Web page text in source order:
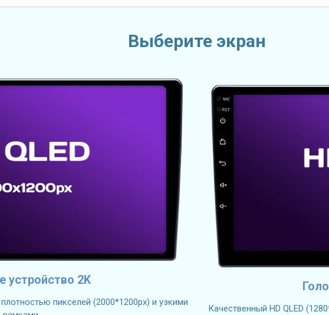
Выберите экран
устройство 2K
пикселей (2000*1200px) и узкими
Качественный HD QLED